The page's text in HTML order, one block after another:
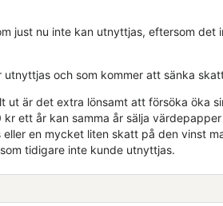
just nu inte kan utnyttjas, eftersom det
och som kommer att sänka
ut är det extra lönsamt att försöka öka
ett år kan samma år sälja
en mycket liten skatt på den vinst
tidigare inte kunde utnyttjas.